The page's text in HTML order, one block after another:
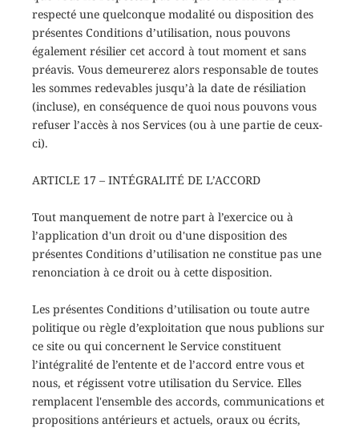
respecté une quelconque modalité ou disposition des
présentes Conditions d’utilisation, nous pouvons
également résilier cet accord à tout moment et sans
préavis. Vous demeurerez alors responsable de toutes
les sommes redevables jusqu’à la date de résiliation
(incluse), en conséquence de quoi nous pouvons vous
refuser l’accès à nos Services (ou à une partie de ceux-
ci).
ARTICLE 17 – INTÉGRALITÉ DE L’ACCORD
Tout manquement de notre part à l’exercice ou à
l’application d'un droit ou d'une disposition des
présentes Conditions d’utilisation ne constitue pas une
renonciation à ce droit ou à cette disposition.
Les présentes Conditions d’utilisation ou toute autre
politique ou règle d’exploitation que nous publions sur
ce site ou qui concernent le Service constituent
l’intégralité de l’entente et de l’accord entre vous et
nous, et régissent votre utilisation du Service. Elles
remplacent l'ensemble des accords, communications et
propositions antérieurs et actuels, oraux ou écrits,